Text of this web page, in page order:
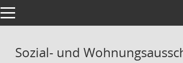
Toggle navigation
Sozial- und